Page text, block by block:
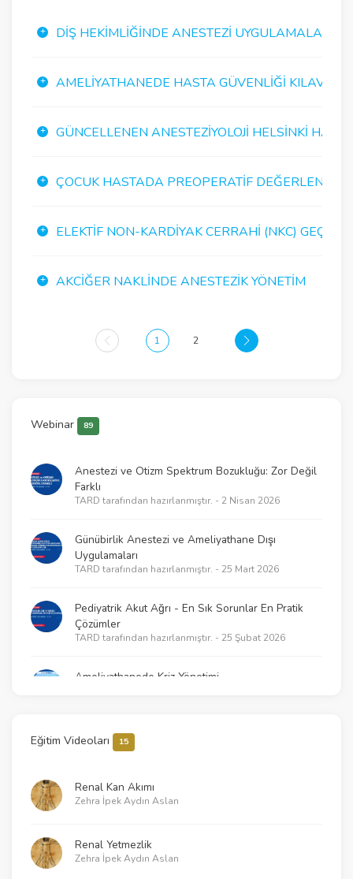
DIŞ HEKIMLIĞINDE ANESTEZI UYGULAMALARI
AMELIYATHANEDE HASTA GÜVENLIĞI KILAVUZU
GÜNCELLENEN ANESTEZIYOLOJI HELSINKI
ÇOCUK HASTADA PREOPERATIF
ELEKTIF NON-KARDIYAK CERRAHI (NKC)
AKCIĞER NAKLINDE ANESTEZIK YÖNETIM
1 2
Webinar 89
Anestezi ve Otizm Spektrum Bozukluğu: Zor Değil
Farklı
TARD tarafından hazırlanmıştır. - 2 Nisan 2026
Günübirlik Anestezi ve Ameliyathane Dışı
Uygulamaları
TARD tarafından hazırlanmıştır. - 25 Mart 2026
Pediyatrik Akut Ağrı - En Sık Sorunlar En Pratik
Çözümler
TARD tarafından hazırlanmıştır. - 25 Şubat 2026
Ameliyathanede Kriz Yönetimi
2025 KPR Kılavuzlarının getirdikleri – Neler
Klinik Araştırmalarda Temel İstatistik ve Çalışma
Eğitim Videoları 15
Renal Kan Akımı
Zehra İpek Aydın Aslan
Renal Yetmezlik
Zehra İpek Aydın Aslan